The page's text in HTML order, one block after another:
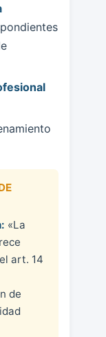
«La
art. 14
de